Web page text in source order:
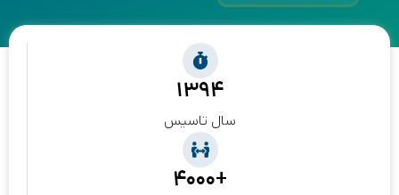
۱۳۹۴
سال تاسیس
+۴۰۰۰